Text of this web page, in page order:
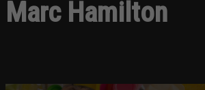
Marc Hamilton